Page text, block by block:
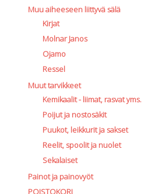
Muu aiheeseen liittyvä sälä
Kirjat
Molnar Janos
Ojamo
Ressel
Muut tarvikkeet
Kemikaalit - liimat, rasvat yms.
Poijut ja nostosäkit
Puukot, leikkurit ja sakset
Reelit, spoolit ja nuolet
Sekalaiset
Painot ja painovyöt
POISTOKORI